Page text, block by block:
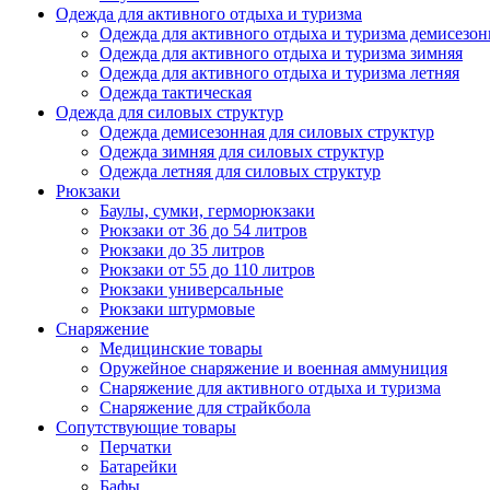
Одежда для активного отдыха и туризма
Одежда для активного отдыха и туризма
Одежда для активного отдыха и туризма зимняя
Одежда для активного отдыха и туризма летняя
Одежда тактическая
Одежда для силовых структур
Одежда демисезонная для силовых структур
Одежда зимняя для силовых структур
Одежда летняя для силовых структур
Рюкзаки
Баулы, сумки, герморюкзаки
Рюкзаки от 36 до 54 литров
Рюкзаки до 35 литров
Рюкзаки от 55 до 110 литров
Рюкзаки универсальные
Рюкзаки штурмовые
Снаряжение
Медицинские товары
Оружейное снаряжение и военная аммуниция
Снаряжение для активного отдыха и туризма
Снаряжение для страйкбола
Сопутствующие товары
Перчатки
Батарейки
Бафы